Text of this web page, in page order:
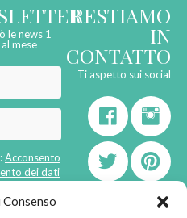
le news 1
mese
Acconsento
dei dati
RESTIAMO
IN
CONTATTO
Ti aspetto sui social